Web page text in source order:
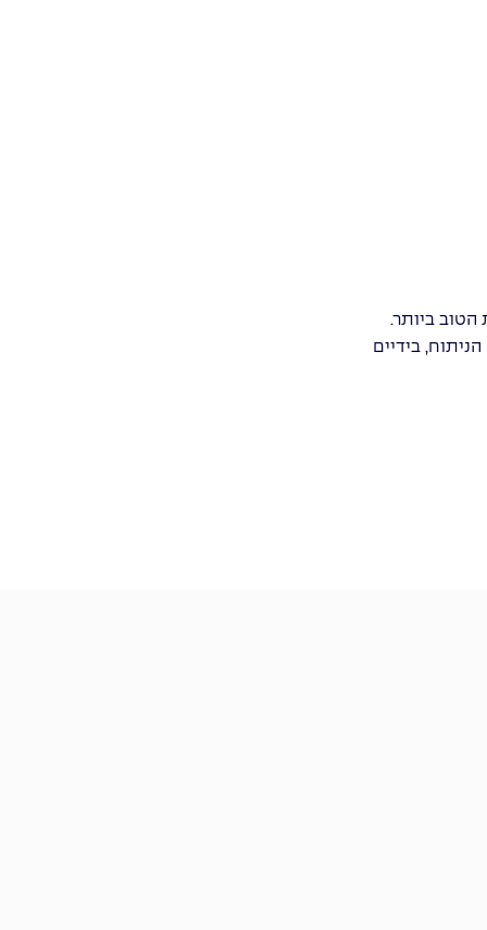
ביותר.
בידיים